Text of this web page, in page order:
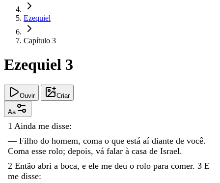
Ezequiel
Capítulo 3
Ezequiel 3
Ouvir Criar
Aa
1 Ainda me disse:
— Filho do homem, coma o que está aí diante de você.
Coma esse rolo; depois, vá falar à casa de Israel.
2 Então abri a boca, e ele me deu o rolo para comer. 3 E
me disse: